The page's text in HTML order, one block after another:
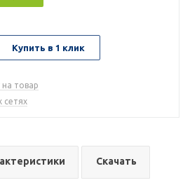
Купить в 1 клик
на товар
сетях
Скачать